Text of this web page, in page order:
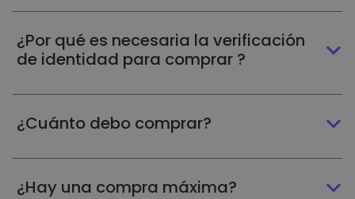
¿Por qué es necesaria la verificación
de identidad para comprar ?
¿Cuánto debo comprar?
¿Hay una compra máxima?